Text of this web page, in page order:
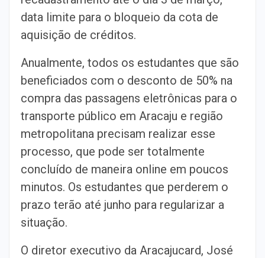
data limite para o bloqueio da cota de
aquisição de créditos.
Anualmente, todos os estudantes que são
beneficiados com o desconto de 50% na
compra das passagens eletrônicas para o
transporte público em Aracaju e região
metropolitana precisam realizar esse
processo, que pode ser totalmente
concluído de maneira online em poucos
minutos. Os estudantes que perderem o
prazo terão até junho para regularizar a
situação.
O diretor executivo da Aracajucard, José